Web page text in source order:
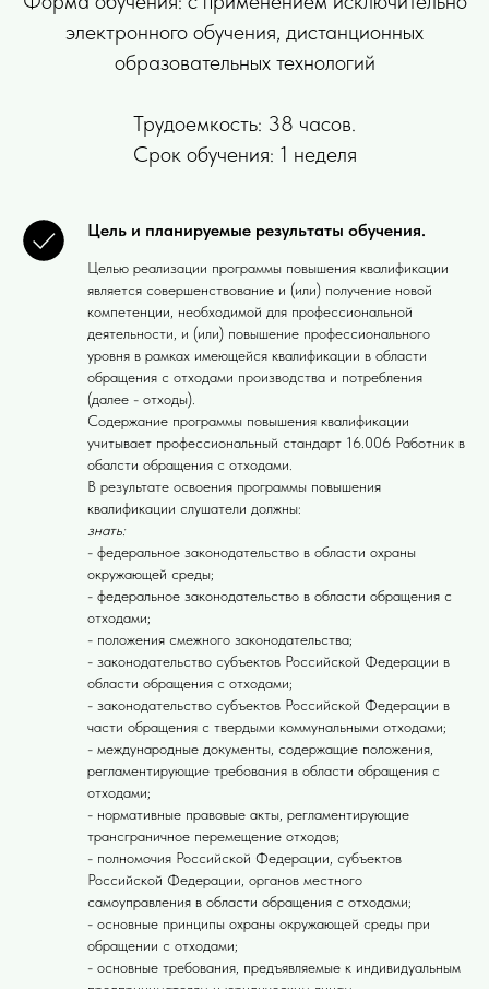
электронного обучения, дистанционных
образовательных технологий
Трудоемкость: 38 часов.
Срок обучения: 1 неделя
Цель и планируемые результаты обучения.
Целью реализации программы повышения квалификации
является совершенствование и (или) получение новой
компетенции, необходимой для профессиональной
деятельности, и (или) повышение профессионального
уровня в рамках имеющейся квалификации в области
обращения с отходами производства и потребления
(далее - отходы).
Содержание программы повышения квалификации
учитывает профессиональный стандарт 16.006 Работник в
обалсти обращения с отходами.
В результате освоения программы повышения
квалификации слушатели должны:
знать:
- федеральное законодательство в области охраны
окружающей среды;
- федеральное законодательство в области обращения с
отходами;
- положения смежного законодательства;
- законодательство субъектов Российской Федерации в
области обращения с отходами;
- законодательство субъектов Российской Федерации в
части обращения с твердыми коммунальными отходами;
- международные документы, содержащие положения,
регламентирующие требования в области обращения с
отходами;
- нормативные правовые акты, регламентирующие
трансграничное перемещение отходов;
- полномочия Российской Федерации, субъектов
Российской Федерации, органов местного
самоуправления в области обращения с отходами;
- основные принципы охраны окружающей среды при
обращении с отходами;
- основные требования, предъявляемые к индивидуальным